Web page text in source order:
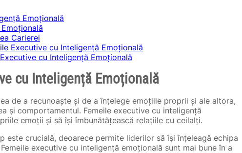
Emoțională
Carierei
Executive cu Inteligență Emoțională
cu Inteligență Emoțională
cu Inteligență Emoțională
de a recunoaște și de a înțelege emoțiile proprii și ale altora,
și comportamentul. Femeile executive cu inteligență
emoții și să își îmbunătățească relațiile cu ceilalți.
este crucială, deoarece permite liderilor să își înțeleagă echipa
executive cu inteligență emoțională sunt mai bune în a